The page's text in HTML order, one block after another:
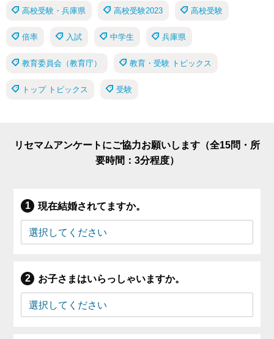
高校受験・兵庫県 高校受験2023 高校受験
倍率 入試 中学生 兵庫県
教育委員会（教育庁） 教育・受験 トピックス
トップ トピックス 受験
リセマムアンケートにご協力お願いします（全15問・所
要時間：3分程度）
現在結婚されてますか。
お子さまはいらっしゃいますか。